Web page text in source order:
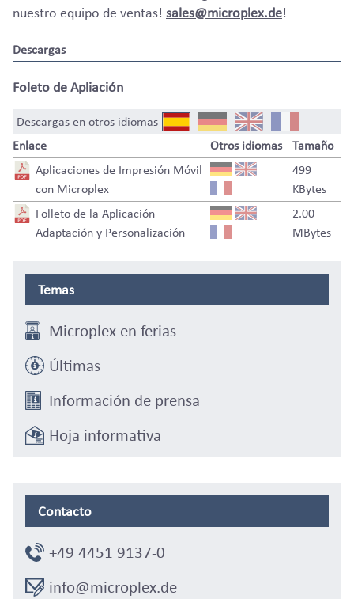
nuestro equipo de ventas! sales@microplex.de!
Descargas
Foleto de Apliación
Descargas en otros idiomas
Enlace
Otros idiomas
Tamaño
Aplicaciones de Impresión Móvil
con Microplex
499
KBytes
Folleto de la Aplicación –
Adaptación y Personalización
2.00
MBytes
Temas
Microplex en ferias
Últimas
Información de prensa
Hoja informativa
Contacto
+49 4451 9137-0
info@microplex.de